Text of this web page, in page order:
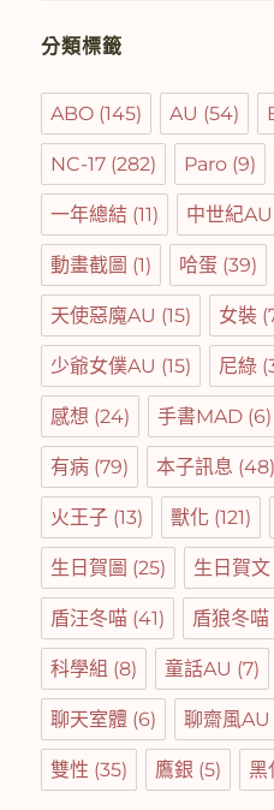
分類標籤
ABO (145) AU (54)
NC-17 (282) Paro (9)
一年總結 (11) 中世紀AU
動畫截圖 (1) 哈蛋 (39)
天使惡魔AU (15) 女裝
少爺女僕AU (15) 尼綠
感想 (24) 手書MAD (6)
有病 (79) 本子訊息 (48)
火王子 (13) 獸化 (121)
生日賀圖 (25) 生日賀文
盾汪冬喵 (41) 盾狼冬喵
科學組 (8) 童話AU (7)
聊天室體 (6) 聊齋風AU
雙性 (35) 鷹銀 (5) 黑